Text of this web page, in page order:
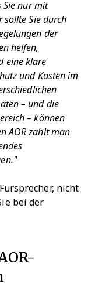
Sie nur mit
sollte Sie durch
der
helfen,
eine klare
und Kosten im
– und die
– können
AOR zahlt man
nicht
bei der